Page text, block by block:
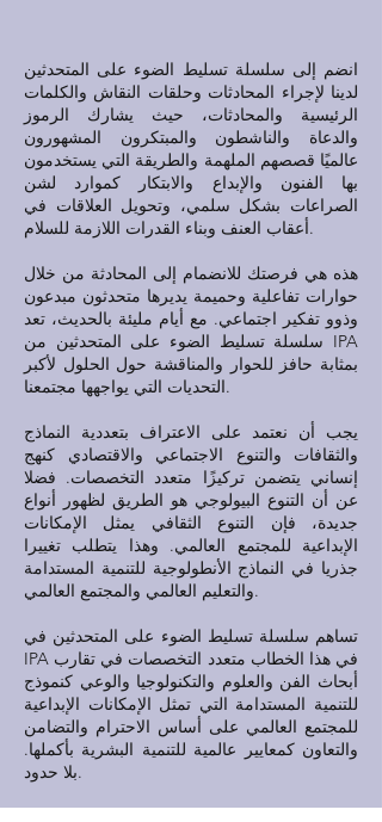
انضم إلى سلسلة تسليط الضوء على المتحدثين
لدينا لإجراء المحادثات وحلقات النقاش والكلمات
الرئيسية والمحادثات، حيث يشارك الرموز
والدعاة والناشطون والمبتكرون المشهورون
عالميًا قصصهم الملهمة والطريقة التي يستخدمون
بها الفنون والإبداع والابتكار كموارد لشن
الصراعات بشكل سلمي، وتحويل العلاقات في
أعقاب العنف وبناء القدرات اللازمة للسلام.
هذه هي فرصتك للانضمام إلى المحادثة من خلال
حوارات تفاعلية وحميمة يديرها متحدثون مبدعون
وذوو تفكير اجتماعي. مع أيام مليئة بالحديث، تعد
سلسلة تسليط الضوء على المتحدثين من IPA
بمثابة حافز للحوار والمناقشة حول الحلول لأكبر
التحديات التي يواجهها مجتمعنا.
يجب أن نعتمد على الاعتراف بتعددية النماذج
والثقافات والتنوع الاجتماعي والاقتصادي كنهج
إنساني يتضمن تركيزًا متعدد التخصصات. فضلا
عن أن التنوع البيولوجي هو الطريق لظهور أنواع
جديدة، فإن التنوع الثقافي يمثل الإمكانات
الإبداعية للمجتمع العالمي. وهذا يتطلب تغييرا
جذريا في النماذج الأنطولوجية للتنمية المستدامة
والتعليم العالمي والمجتمع العالمي.
تساهم سلسلة تسليط الضوء على المتحدثين في
IPA في هذا الخطاب متعدد التخصصات في تقارب
أبحاث الفن والعلوم والتكنولوجيا والوعي كنموذج
للتنمية المستدامة التي تمثل الإمكانات الإبداعية
للمجتمع العالمي على أساس الاحترام والتضامن
والتعاون كمعايير عالمية للتنمية البشرية بأكملها.
بلا حدود.